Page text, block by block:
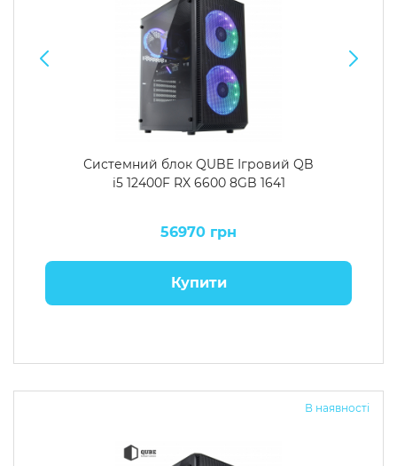
Системний блок QUBE Ігровий QB
i5 12400F RX 6600 8GB 1641
56970 грн
Купити
В наявності